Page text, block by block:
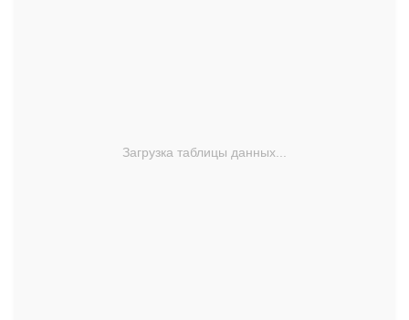
Загрузка таблицы данных...